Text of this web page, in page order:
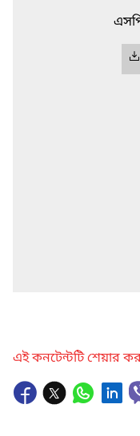
এই কনটেন্টটি শেয়ার